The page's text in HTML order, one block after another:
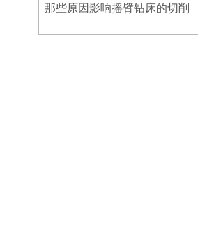
那些原因影响摇臂钻床的切削